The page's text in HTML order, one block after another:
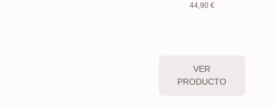
44,90 €
VER
PRODUCTO